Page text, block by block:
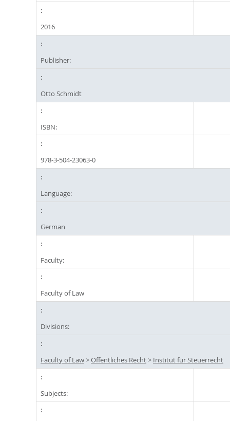
2016
Publisher:
Otto Schmidt
ISBN:
978-3-504-23063-0
Language:
German
Faculty:
Faculty of Law
Divisions:
Faculty of Law>Öffentliches Recht> Institut für Steuerrecht
Subjects: